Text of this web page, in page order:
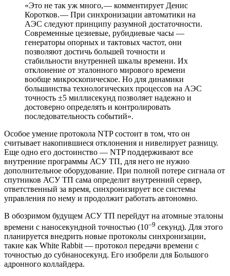
«Это не так уж много, — ​комментирует Денис
Коротков. — ​При синхронизации автоматики на
АЭС следуют принципу разумной достаточности.
Современные цезиевые, рубидиевые часы — ​
генераторы опорных и тактовых частот, они
позволяют достичь большей точности и
стабильности внутренней шкалы времени. Их
отклонение от эталонного мирового времени
вообще микроскопическое. Но для динамики
большинства технологических процессов на АЭС
точность ±5 миллисекунд позволяет надежно и
достоверно определять и контролировать
последовательность событий».
Особое умение протокола NТP состоит в том, что он
считывает накопившиеся отклонения и нивелирует разницу.
Еще одно его достоинство — ​NTP поддерживают все
внутренние программы АСУ ТП, для него не нужно
дополнительное оборудование. При полной потере сигнала от
спутников АСУ ТП сама определит внутренний сервер,
ответственный за время, синхронизирует все системы
управления по нему и продолжит работать автономно.
В обозримом будущем АСУ ТП перейдут на атомные эталоны
времени с наносекундной точностью (10–9 секунд). Для этого
планируется внедрить новые протоколы синхронизации,
такие как White Rabbit — ​протокол передачи времени с
точностью до субнаносекунд. Его изобрели для Большого
адронного коллайдера.